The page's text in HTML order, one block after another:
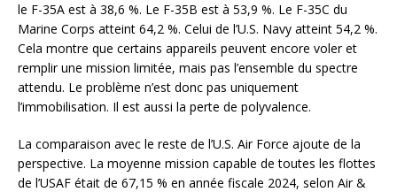
le F-35A est à 38,6 %. Le F-35B est à 53,9 %. Le F-35C du
Marine Corps atteint 64,2 %. Celui de l’U.S. Navy atteint 54,2 %.
Cela montre que certains appareils peuvent encore voler et
remplir une mission limitée, mais pas l’ensemble du spectre
attendu. Le problème n’est donc pas uniquement
l’immobilisation. Il est aussi la perte de polyvalence.
La comparaison avec le reste de l’U.S. Air Force ajoute de la
perspective. La moyenne mission capable de toutes les flottes
de l’USAF était de 67,15 % en année fiscale 2024, selon Air &